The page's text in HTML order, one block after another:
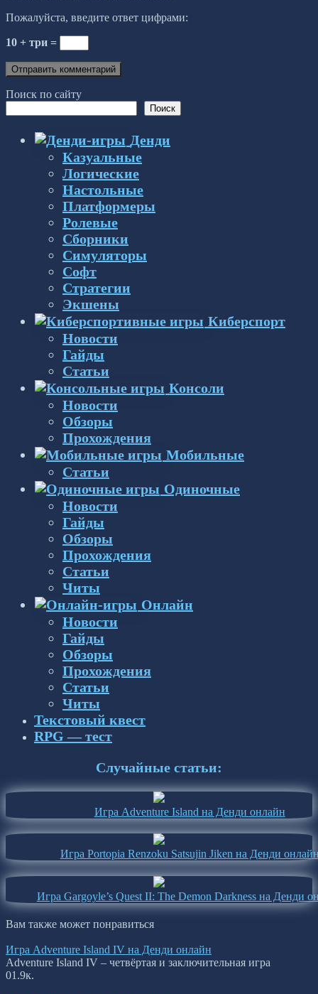
Пожалуйста, введите ответ цифрами:
10 + три =
Поиск по сайту
Поиск
Денди
Казуальные
Логические
Настольные
Платформеры
Ролевые
Сборники
Симуляторы
Софт
Стратегии
Экшены
Киберспорт
Новости
Гайды
Статьи
Консоли
Новости
Обзоры
Прохождения
Мобильные
Статьи
Одиночные
Новости
Гайды
Обзоры
Прохождения
Статьи
Читы
Онлайн
Новости
Гайды
Обзоры
Прохождения
Статьи
Читы
Текстовый квест
RPG — тест
Случайные статьи:
Игра Adventure Island на Денди онлайн
Игра Portopia Renzoku Satsujin Jiken на Денди
Игра Gargoyle’s Quest II: The Demon Darkness на Денди
Вам также может понравиться
Игра Adventure Island IV на Денди онлайн
Adventure Island IV – четвёртая и заключительная игра
01.9к.